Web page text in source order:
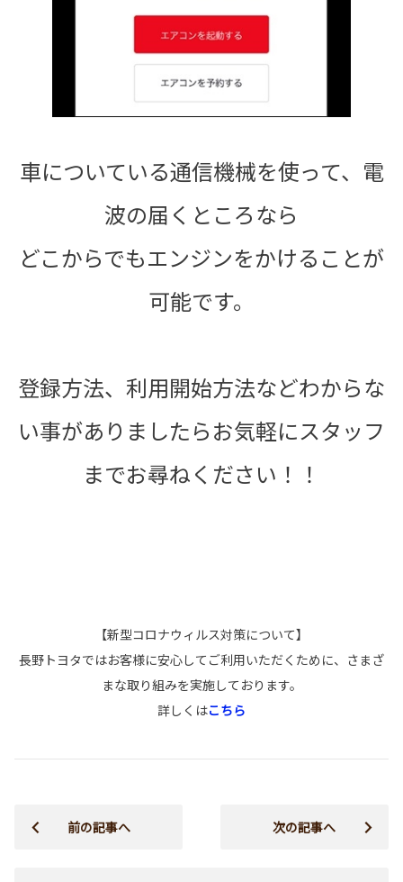
車についている通信機械を使って、電
波の届くところなら
どこからでもエンジンをかけることが
可能です。
登録方法、利用開始方法などわからな
い事がありましたらお気軽にスタッフ
までお尋ねください！！
【新型コロナウィルス対策について】
長野トヨタではお客様に安心してご利用いただくために、さまざ
まな取り組みを実施しております。
詳しくはこちら
前の記事へ 次の記事へ